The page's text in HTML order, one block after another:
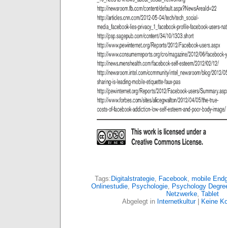
Tags: Digitalstrategie, Facebook, mobile
Onlinestudie, Psychologie, Psychology
Netzwerke, Tablet
Abgelegt in Internetkultur| Keine